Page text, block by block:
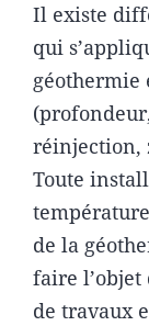
Il existe
qui
géothermie
réinjection,
Toute
de la
faire l’objet
de travaux